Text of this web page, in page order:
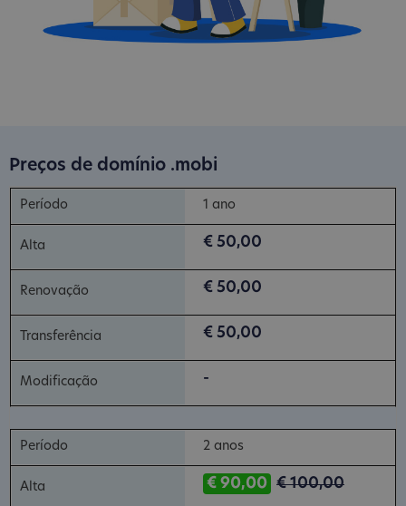
Preços de domínio .mobi
1 ano
€ 50,00
€ 50,00
€ 50,00
-
2 anos
€ 90,00 € 100,00